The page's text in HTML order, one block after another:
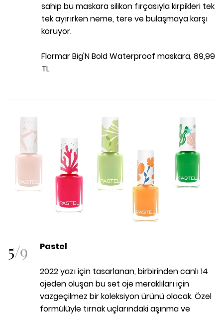
sahip bu maskara silikon fırçasıyla kirpikleri tek
tek ayırırken neme, tere ve bulaşmaya karşı
koruyor.
Flormar Big'N Bold Waterproof maskara, 89,99
TL
5/9 Pastel
2022 yazı için tasarlanan, birbirinden canlı 14
ojeden oluşan bu set oje meraklıları için
vazgeçilmez bir koleksiyon ürünü olacak. Özel
formülüyle tırnak uçlarındaki aşınma ve